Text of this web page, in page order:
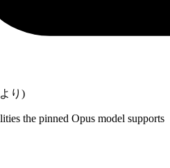
り)
the pinned Opus model supports